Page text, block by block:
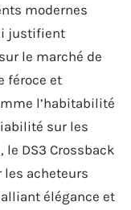
modernes
justifient
le marché de
féroce et
l’habitabilité
sur les
le DS3 Crossback
les acheteurs
élégance et